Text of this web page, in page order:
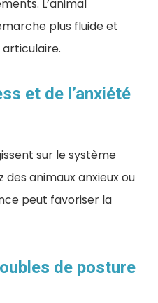
L’animal
plus fluide et
et de l’anxiété
sur le système
animaux anxieux ou
peut favoriser la
de posture